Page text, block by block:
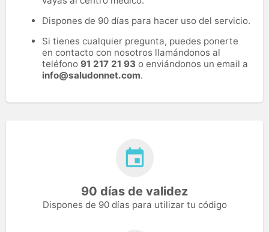
Dispones de 90 días para hacer uso del servicio.
Si tienes cualquier pregunta, puedes ponerte
en contacto con nosotros llamándonos al
teléfono 91 217 21 93 o enviándonos un email a
info@saludonnet.com.
90 días de validez
Dispones de 90 días para utilizar tu código